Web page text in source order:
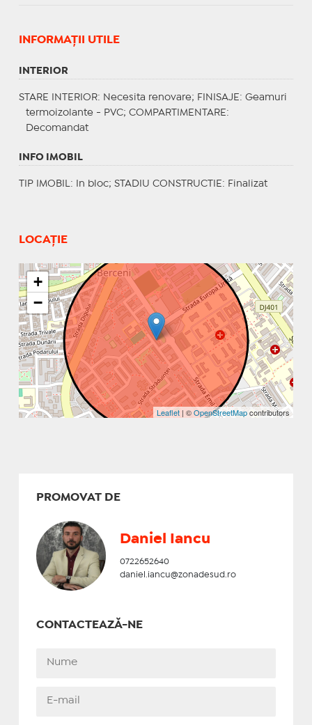
INFORMAŢII UTILE
INTERIOR
STARE INTERIOR: Necesita renovare; FINISAJE : Geamuri
termoizolante - PVC; COMPARTIMENTARE :
Decomandat
INFO IMOBIL
TIP IMOBIL : In bloc; STADIU CONSTRUCTIE : Finalizat
LOCAȚIE
+
−
Leaflet | ©OpenStreetMapcontributors
PROMOVAT DE
Daniel Iancu
0722652640
daniel.iancu@zonadesud.ro
CONTACTEAZĂ-NE